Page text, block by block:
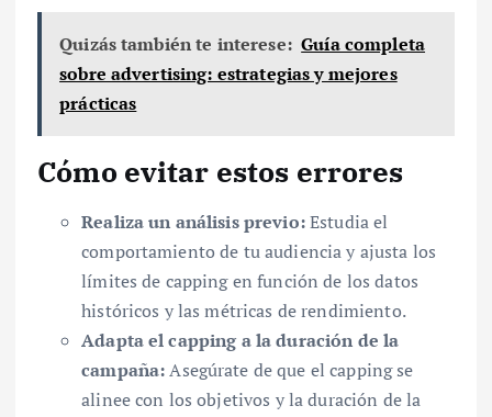
Quizás también te interese: Guía completa
sobre advertising: estrategias y mejores
prácticas
Cómo evitar estos errores
Realiza un análisis previo:Estudia el
comportamiento de tu audiencia y ajusta los
límites de capping en función de los datos
históricos y las métricas de rendimiento.
Adapta el capping a la duración de la
campaña:Asegúrate de que el capping se
alinee con los objetivos y la duración de la